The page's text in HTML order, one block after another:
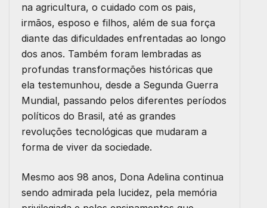
na agricultura, o cuidado com os pais,
irmãos, esposo e filhos, além de sua força
diante das dificuldades enfrentadas ao longo
dos anos. Também foram lembradas as
profundas transformações históricas que
ela testemunhou, desde a Segunda Guerra
Mundial, passando pelos diferentes períodos
políticos do Brasil, até as grandes
revoluções tecnológicas que mudaram a
forma de viver da sociedade.
Mesmo aos 98 anos, Dona Adelina continua
sendo admirada pela lucidez, pela memória